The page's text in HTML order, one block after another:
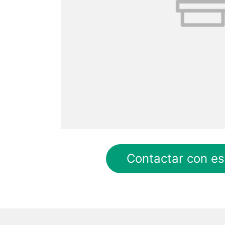
Contactar con